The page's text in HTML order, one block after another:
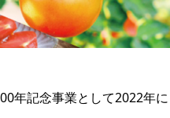
年記念事業として2022年に